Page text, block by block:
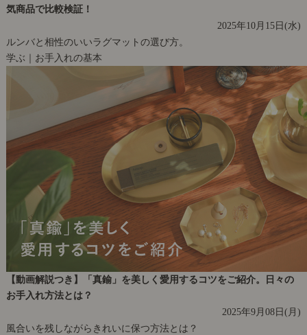
気商品で比較検証！
2025年10月15日(水)
ルンバと相性のいいラグマットの選び方。
学ぶ｜お手入れの基本
【動画解説つき】「真鍮」を美しく愛用するコツをご紹介。日々の
お手入れ方法とは？
2025年9月08日(月)
風合いを残しながらきれいに保つ方法とは？